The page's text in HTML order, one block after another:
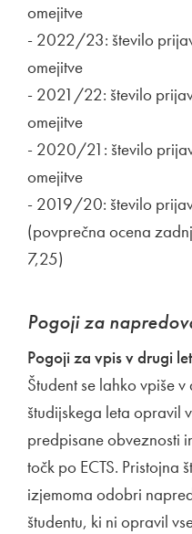
omejitve
- 2022/23: število
omejitve
- 2021/22: število
omejitve
- 2020/21: število
omejitve
- 2019/20: število
(povprečna ocena
7,25)
Pogoji za
Pogoji za vpis v drugi
Študent se lahko vpiše
študijskega leta opravil
predpisane obveznosti
točk po ECTS. Pristojna
izjemoma odobri
študentu, ki ni opravil